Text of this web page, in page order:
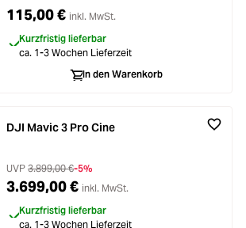
115,00 € inkl. MwSt.
Kurzfristig lieferbar
ca. 1-3 Wochen Lieferzeit
In den Warenkorb
DJI Mavic 3 Pro Cine
UVP 3.899,00 €-5%
3.699,00 € inkl. MwSt.
Kurzfristig lieferbar
ca. 1-3 Wochen Lieferzeit